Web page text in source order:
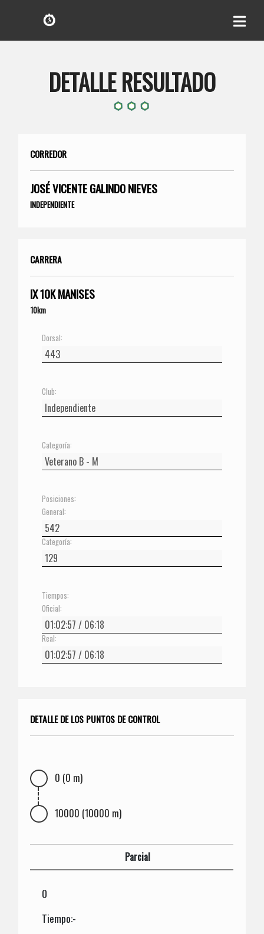
DETALLE RESULTADO
CORREDOR
JOSÉ VICENTE GALINDO NIEVES
INDEPENDIENTE
CARRERA
IX 10K MANISES
10km
Dorsal:
Club:
Categoría:
Posiciones:
General:
Categoría:
Tiempos:
Oficial:
Real:
DETALLE DE LOS PUNTOS DE CONTROL
0 (0 m)
10000 (10000 m)
Parcial
0
Tiempo:-